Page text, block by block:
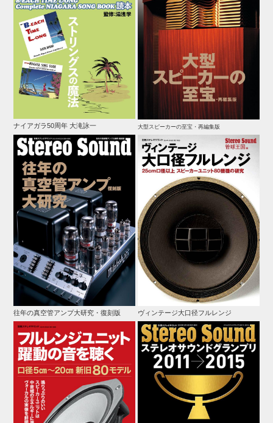
ナイアガラ50周年 大滝詠一 大型スピーカーの至宝・再編集版
往年の真空管アンプ大研究・復刻版 ヴィンテージ大口径フルレンジ